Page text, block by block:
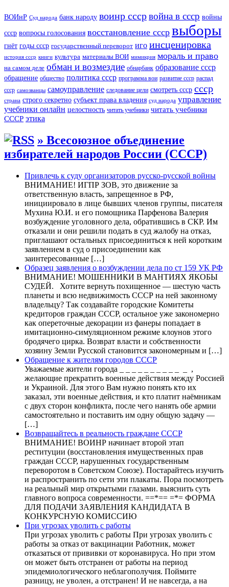
ВОИнР Суд народа банк народу воинр сссрвойна в ссср войны
ссср вопросы голосования восстановление ссср выборы
гнёт годы ссср государственный переворот иго инсценировка
история ссср книги культура материалы ВОИ мимикрия мораль и право
на самом деле обман и возмездие обнарбанк образование ссср
обращение общество политика ссср программа вои развитие ссср распад
ссср самозванцы самоуправление следование цели смотреть ссср ссср
страна строго секретно субъект права владения суд народа управление
учебники онлайн целостность читать учебники читать учебники
СССР этика
» Всесоюзное объединение
избирателей народов России (СССР)
Привлечь к суду организаторов русско-русской войны
ВНИМАНИЕ! ИГПР ЗОВ, это движение за
ответственную власть, запрещенное в РФ,
инициировало в лице бывших членов группы, писателя
Мухина Ю.И. и его помощника Парфенова Валерия
возбуждение уголовного дела, обратившись в СКР. Им
отказали и они решили подать в суд жалобу на отказ,
приглашают остальных присоединиться к ней коротким
заявлением в суд о присоединении как
заинтересованные […]
Образец заявления о возбуждении дела по ст 159 УК РФ
ВНИМАНИЕ! МОШЕННИКИ В МАНТИЯХ ЯКОБЫ
СУДЕЙ. Хотите вернуть похищенное — шестую часть
планеты и всю недвижимость СССР на ней законному
владельцу? Так создавайте городские Комитеты
кредиторов граждан СССР, остальное уже закономерно
как опереточные декорации из фанеры попадает в
имитационно-симуляционном режиме клоунов этого
бродячего цирка. Возврат власти и собственности
хозяину Земли Русской становится закономерным и […]
Обращение к жителям городов СССР
Уважаемые жители города _ _ _ _ _ _ _ _ _ _ _ ,
желающие прекратить военные действия между Россией
и Украиной. Для этого Вам нужно понять кто их
заказал, эти военные действия, и кто платит наёмникам
с двух сторон конфликта, после чего нанять обе армии
самостоятельно и поставить им одну общую задачу —
[…]
Возвращайтесь в реальность граждане СССР
ВНИМАНИЕ! ВОИНР начинает второй этап
реституции (восстановления имущественных прав
граждан СССР, нарушенных государственным
переворотом в Советском Союзе). Постарайтесь изучить
и распространить по сети эти плакаты. Пора посмотреть
на реальный мир открытыми глазами. выяснить суть
главного вопроса современности. ==*== =*= ФОРМА
ДЛЯ ПОДАЧИ ЗАЯВЛЕНИЯ КАНДИДАТА В
КОНКУРСНУЮ КОМИССИЮ
При угрозах уволить с работы
При угрозах уволить с работы При угрозах уволить с
работы за отказ от вакцинации Работник, может
отказаться от прививки от коронавируса. Но при этом
он может быть отстранен от работы на период
эпидемиологического неблагополучия. Поймите
разницу, не уволен, а отстранен! И не навсегда, а на